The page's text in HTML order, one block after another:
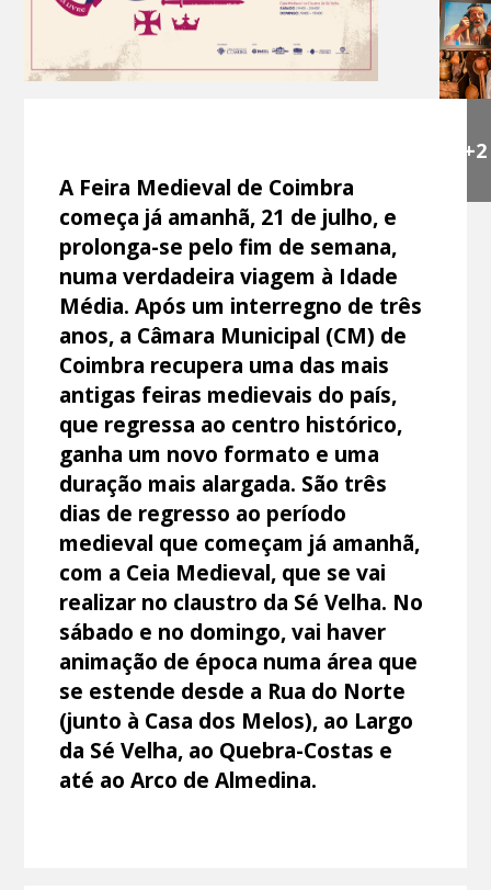
+2
A Feira Medieval de Coimbra
começa já amanhã, 21 de julho, e
prolonga-se pelo fim de semana,
numa verdadeira viagem à Idade
Média. Após um interregno de três
anos, a Câmara Municipal (CM) de
Coimbra recupera uma das mais
antigas feiras medievais do país,
que regressa ao centro histórico,
ganha um novo formato e uma
duração mais alargada. São três
dias de regresso ao período
medieval que começam já amanhã,
com a Ceia Medieval, que se vai
realizar no claustro da Sé Velha. No
sábado e no domingo, vai haver
animação de época numa área que
se estende desde a Rua do Norte
(junto à Casa dos Melos), ao Largo
da Sé Velha, ao Quebra-Costas e
até ao Arco de Almedina.